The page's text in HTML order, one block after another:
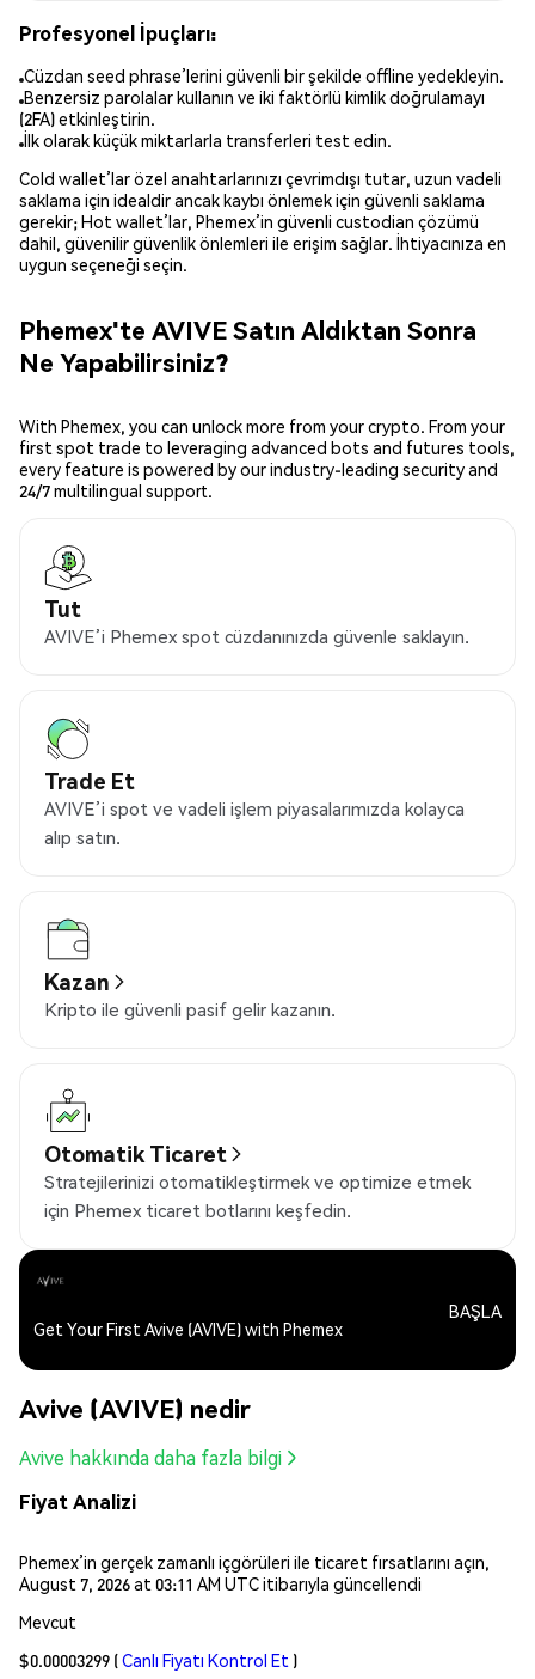
Profesyonel İpuçları:
Cüzdan seed phrase’lerini güvenli bir şekilde offline yedekleyin.
Benzersiz parolalar kullanın ve iki faktörlü kimlik doğrulamayı
(2FA) etkinleştirin.
İlk olarak küçük miktarlarla transferleri test edin.
Cold wallet’lar özel anahtarlarınızı çevrimdışı tutar, uzun vadeli
saklama için idealdir ancak kaybı önlemek için güvenli saklama
gerekir; Hot wallet’lar, Phemex’in güvenli custodian çözümü
dahil, güvenilir güvenlik önlemleri ile erişim sağlar. İhtiyacınıza en
uygun seçeneği seçin.
Phemex'te AVIVE Satın Aldıktan Sonra
Ne Yapabilirsiniz?
With Phemex, you can unlock more from your crypto. From your
first spot trade to leveraging advanced bots and futures tools,
every feature is powered by our industry-leading security and
24/7 multilingual support.
Tut
AVIVE’i Phemex spot cüzdanınızda güvenle saklayın.
Trade Et
AVIVE’i spot ve vadeli işlem piyasalarımızda kolayca
alıp satın.
Kazan
Kripto ile güvenli pasif gelir kazanın.
Otomatik Ticaret
Stratejilerinizi otomatikleştirmek ve optimize etmek
için Phemex ticaret botlarını keşfedin.
Get Your First Avive (AVIVE) with Phemex
BAŞLA
Avive (AVIVE) nedir
Avive hakkında daha fazla bilgi
Fiyat Analizi
Phemex’in gerçek zamanlı içgörüleri ile ticaret fırsatlarını açın,
August 7, 2026 at 03:11 AM UTC itibarıyla güncellendi
Mevcut
$0.00003299 (Canlı Fiyatı Kontrol Et )